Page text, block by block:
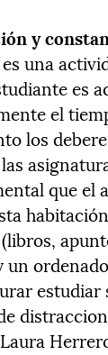
y
una
es
el
los
que el
un